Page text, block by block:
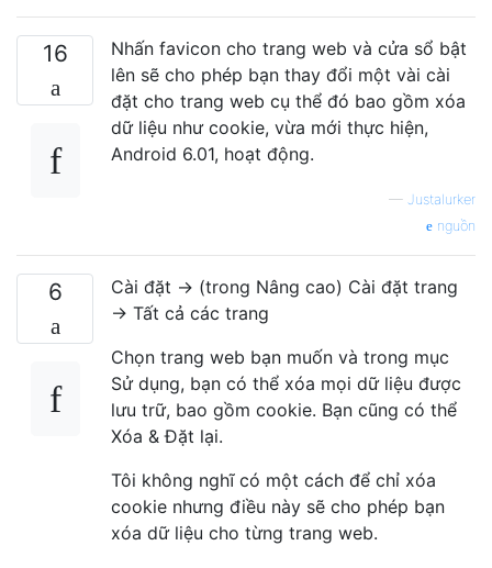
16
Nhấn favicon cho trang web và cửa sổ bật
lên sẽ cho phép bạn thay đổi một vài cài
đặt cho trang web cụ thể đó bao gồm xóa
dữ liệu như cookie, vừa mới thực hiện,
Android 6.01, hoạt động.
— Justalurker
nguồn
6
Cài đặt → (trong Nâng cao) Cài đặt trang
→ Tất cả các trang
Chọn trang web bạn muốn và trong mục
Sử dụng, bạn có thể xóa mọi dữ liệu được
lưu trữ, bao gồm cookie. Bạn cũng có thể
Xóa & Đặt lại.
Tôi không nghĩ có một cách để chỉ xóa
cookie nhưng điều này sẽ cho phép bạn
xóa dữ liệu cho từng trang web.